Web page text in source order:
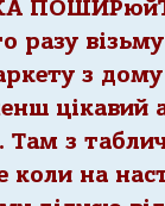
разу
з
цікавий
Там з
коли на